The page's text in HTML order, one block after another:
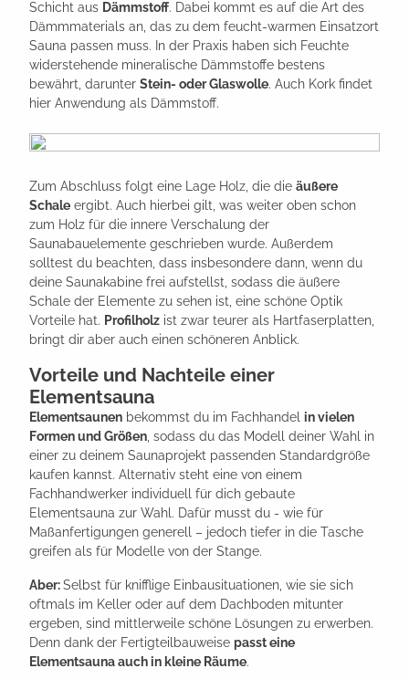
Schicht aus Dämmstoff. Dabei kommt es auf die Art des
Dämmmaterials an, das zu dem feucht-warmen Einsatzort
Sauna passen muss. In der Praxis haben sich Feuchte
widerstehende mineralische Dämmstoffe bestens
bewährt, darunter Stein- oder Glaswolle. Auch Kork findet
hier Anwendung als Dämmstoff.
Zum Abschluss folgt eine Lage Holz, die die äußere
Schale ergibt. Auch hierbei gilt, was weiter oben schon
zum Holz für die innere Verschalung der
Saunabauelemente geschrieben wurde. Außerdem
solltest du beachten, dass insbesondere dann, wenn du
deine Saunakabine frei aufstellst, sodass die äußere
Schale der Elemente zu sehen ist, eine schöne Optik
Vorteile hat. Profilholz ist zwar teurer als Hartfaserplatten,
bringt dir aber auch einen schöneren Anblick.
Vorteile und Nachteile einer
Elementsauna
Elementsaunen bekommst du im Fachhandel in vielen
Formen und Größen , sodass du das Modell deiner Wahl in
einer zu deinem Saunaprojekt passenden Standardgröße
kaufen kannst. Alternativ steht eine von einem
Fachhandwerker individuell für dich gebaute
Elementsauna zur Wahl. Dafür musst du - wie für
Maßanfertigungen generell – jedoch tiefer in die Tasche
greifen als für Modelle von der Stange.
Aber:Selbst für knifflige Einbausituationen, wie sie sich
oftmals im Keller oder auf dem Dachboden mitunter
ergeben, sind mittlerweile schöne Lösungen zu erwerben.
Denn dank der Fertigteilbauweise passt eine
Elementsauna auch in kleine Räume.